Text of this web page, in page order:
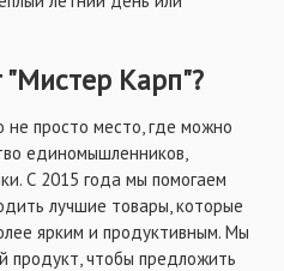
Карп"?
просто место, где можно
единомышленников,
С 2015 года мы помогаем
лучшие товары, которые
ярким и продуктивным. Мы
чтобы предложить